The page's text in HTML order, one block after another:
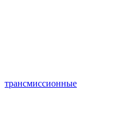
трансмиссионные